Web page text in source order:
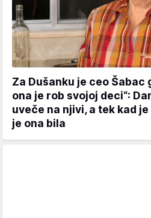
Za Dušanku je ceo Šabac
ona je rob svojoj deci“:
uveče na njivi, a tek kad
je ona bila